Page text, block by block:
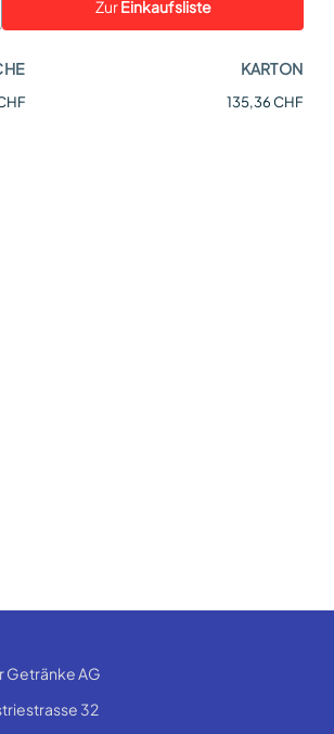
ZurEinkaufsliste
KARTON
135,36 CHF
Getränke AG
32